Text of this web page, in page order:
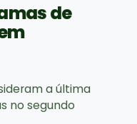
de
a última
no segundo